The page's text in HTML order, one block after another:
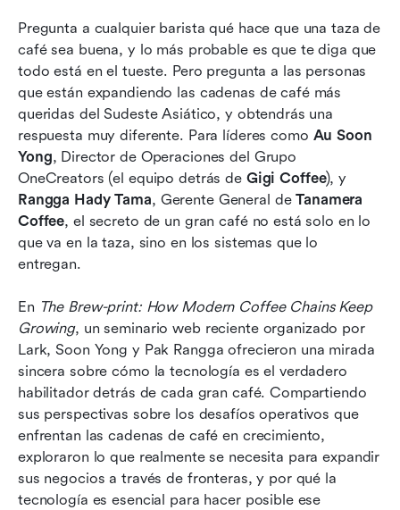
Pregunta a cualquier barista qué hace que una taza de
café sea buena, y lo más probable es que te diga que
todo está en el tueste. Pero pregunta a las personas
que están expandiendo las cadenas de café más
queridas del Sudeste Asiático, y obtendrás una
respuesta muy diferente. Para líderes como Au Soon
Yong, Director de Operaciones del Grupo
OneCreators (el equipo detrás de Gigi Coffee
Rangga Hady Tama, Gerente General de Tanamera
Coffee, el secreto de un gran café no está solo en lo
que va en la taza, sino en los sistemas que lo
entregan.
En The Brew-print: How Modern Coffee Chains Keep
Growing, un seminario web reciente organizado por
Lark, Soon Yong y Pak Rangga ofrecieron una mirada
sincera sobre cómo la tecnología es el verdadero
habilitador detrás de cada gran café. Compartiendo
sus perspectivas sobre los desafíos operativos que
enfrentan las cadenas de café en crecimiento,
exploraron lo que realmente se necesita para expandir
sus negocios a través de fronteras, y por qué la
tecnología es esencial para hacer posible ese
La tecnología como facilitadora del cambio
La tecnología como facilitadora de la
comunicación
La tecnología como facilitadora cultural
A future built on tech-enabled teams